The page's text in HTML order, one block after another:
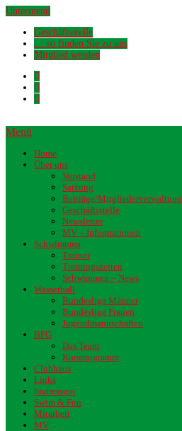
Untermenü
Geschäftsstelle
… so finden Sie zu uns
Mitglied werden
Menü
Home
Über uns
Vorstand
Satzung
Beiträge/Mitgliederverwaltung
Geschäftsstelle
Newsletter
MV – Informationen
Schwimmen
Trainer
Trainingszeiten
Schwimmen – News
Wasserball
Bundesliga Männer
Bundesliga Frauen
Jugendmannschaften
BFG
Das Team
Kursprogramm
Clubhaus
Links
Impressum
Swim & Fun
Mitarbeit
MV